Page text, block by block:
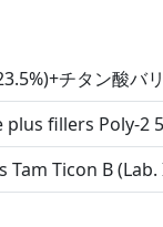
チタン酸バ
fillers Poly-2
Ticon B (Lab.